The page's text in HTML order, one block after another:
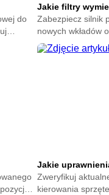
do
Jakie filtry
Zabezpiecz silnik
nowych wkładów
bariery wymagają
maszyny.
i
Jakie
Zweryfikuj
kierowania